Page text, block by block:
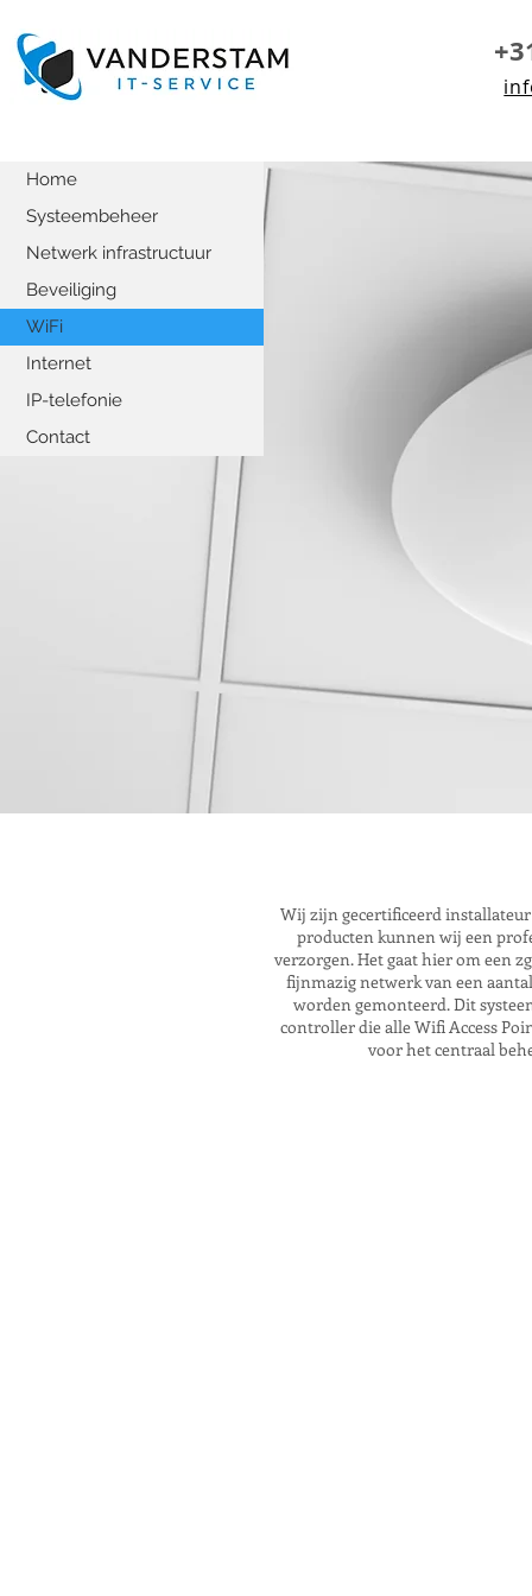
Wij zijn gecertificeerd
producten kunnen wij een
verzorgen. Het gaat hier om een
fijnmazig netwerk van een
worden gemonteerd. Dit
controller die alle Wifi Access
voor het centraal
Home
Systeembeheer
Netwerk infrastructuur
Beveiliging
WiFi
Internet
IP-telefonie
Contact